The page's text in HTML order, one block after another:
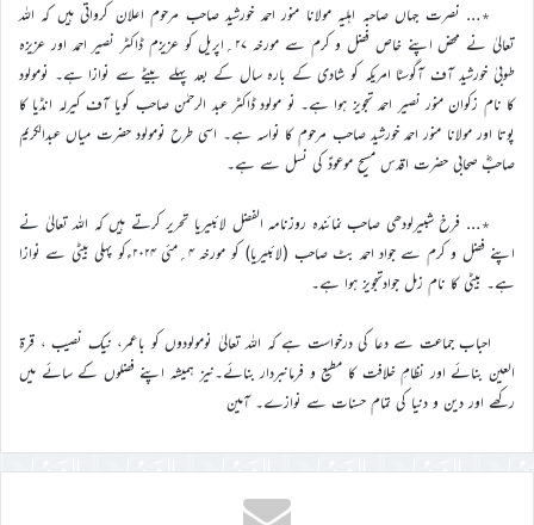
٭… نصرت جہاں صاحبہ اہلیہ مولانا منور احمد خورشید صاحب مرحوم اعلان کرواتی ہیں کہ اللہ
تعالیٰ نے محض اپنے خاص فضل و کرم سے مورخہ ۲۷؍اپریل کو عزیزم ڈاکٹر نصیر احمد اور عزیزہ
طوبیٰ خورشید آف آگوسٹا امریکہ کو شادی کے بارہ سال کے بعد پہلے بیٹے سے نوازا ہے۔ نومولود
کا نام زکوان منور نصیر احمد تجویز ہوا ہے۔ نو مولود ڈاکٹر عبد الرحمٰن صاحب کویا آف کیرلہ انڈیا کا
پوتا اور مولانا منور احمد خورشید صاحب مرحوم کا نواسہ ہے۔ اسی طرح نومولود حضرت میاں عبدالکریم
صاحبؓ صحابی حضرت اقدس مسیح موعودؑ کی نسل سے ہے۔
٭… فرخ شبیرلودھی صاحب نمائندہ روزنامہ الفضل لائبیریا تحریر کرتے ہیں کہ اللہ تعالیٰ نے
اپنے فضل و کرم سے جواد احمد بٹ صاحب (لائبیریا) کو مورخہ ۴؍مئی ۲۰۲۴ءکو پہلی بیٹی سے نوازا
ہے۔ بیٹی کا نام زمل جوادتجویز ہوا ہے۔
احباب جماعت سے دعا کی درخواست ہے کہ اللہ تعالیٰ نومولودوں کو باعمر، نیک نصیب ، قرۃ
العین بنائے اور نظامِ خلافت کا مطیع و فرمانبردار بنائے۔نیز ہمیشہ اپنے فضلوں کے سائے میں
رکھے اور دین و دنیا کی تمام حسنات سے نوازے۔ آمین